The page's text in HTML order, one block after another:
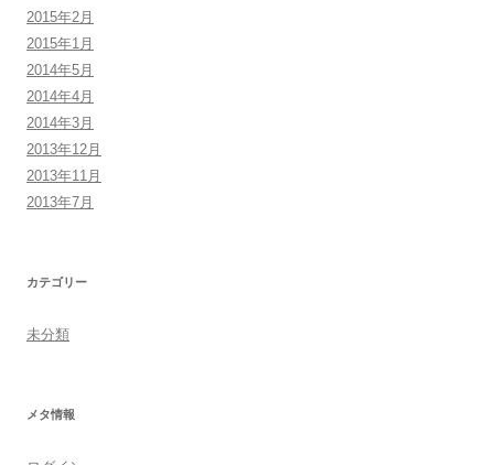
2015年2月
2015年1月
2014年5月
2014年4月
2014年3月
2013年12月
2013年11月
2013年7月
カテゴリー
未分類
メタ情報